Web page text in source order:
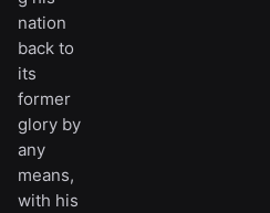
nation
back to
its
former
glory by
any
means,
with his